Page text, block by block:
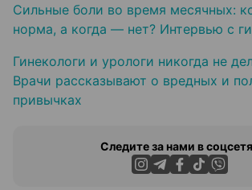
Сильные боли во время месячных:
норма, а когда — нет? Интервью с
Гинекологи и урологи никогда не
Врачи рассказывают о вредных и
привычках
Следите за нами в